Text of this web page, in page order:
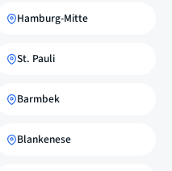
Hamburg-Mitte
St. Pauli
Barmbek
Blankenese